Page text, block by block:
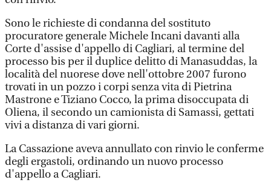
Sono le richieste di condanna del sostituto
procuratore generale Michele Incani davanti alla
Corte d'assise d'appello di Cagliari, al termine del
processo bis per il duplice delitto di Manasuddas, la
località del nuorese dove nell'ottobre 2007 furono
trovati in un pozzo i corpi senza vita di Pietrina
Mastrone e Tiziano Cocco, la prima disoccupata di
Oliena, il secondo un camionista di Samassi, gettati
vivi a distanza di vari giorni.
La Cassazione aveva annullato con rinvio le conferme
degli ergastoli, ordinando un nuovo processo
d'appello a Cagliari.